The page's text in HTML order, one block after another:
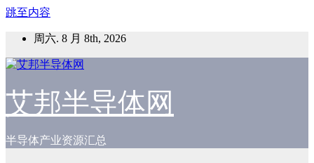
跳至内容
周六. 8 月 8th, 2026
艾邦半导体网
半导体产业资源汇总